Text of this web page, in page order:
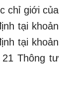
chỉ giới của
tại khoản
tại khoản
Thông tư